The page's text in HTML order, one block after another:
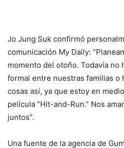
Jo Jung Suk confirmó
comunicación My Daily:
momento del otoño. Todavía no
formal entre nuestras familias o
cosas así, ya que estoy en
película “Hit-and-Run.” Nos
juntos”.
Una fuente de la agencia de